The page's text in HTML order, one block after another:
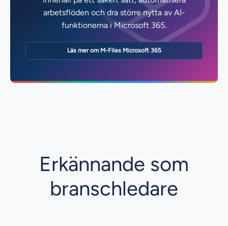
arbetsflöden och dra större nytta av AI-
funktionerna i Microsoft 365.
Läs mer om M-Files Microsoft 365
Erkännande som
branschledare